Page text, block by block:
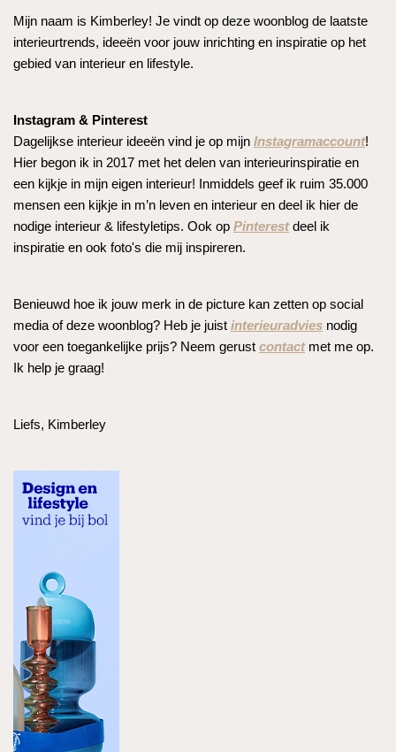
Mijn naam is Kimberley! Je vindt op deze woonblog de laatste
interieurtrends, ideeën voor jouw inrichting en inspiratie op het
gebied van interieur en lifestyle.
Instagram & Pinterest
Dagelijkse interieur ideeën vind je op mijn Instagramaccount!
Hier begon ik in 2017 met het delen van interieurinspiratie en
een kijkje in mijn eigen interieur! Inmiddels geef ik ruim 35.000
mensen een kijkje in m’n leven en interieur en deel ik hier de
nodige interieur & lifestyletips. Ook op Pinterestdeel ik
inspiratie en ook foto's die mij inspireren.
Benieuwd hoe ik jouw merk in de picture kan zetten op social
media of deze woonblog? Heb je juist interieuradvies nodig
voor een toegankelijke prijs? Neem gerust contactmet me op.
Ik help je graag!
Liefs, Kimberley